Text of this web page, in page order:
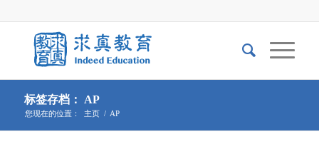
标签存档： AP
您现在的位置： 主页 / AP